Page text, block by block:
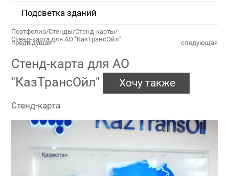
Подсветка зданий
Портфолио/Стенды/Стенд-карты/
Стенд-карта для АО "КазТрансОйл"
Стенд-карта для АО
"КазТрансОйл"
Хочу также
Стенд-карта
предыдущая следующая